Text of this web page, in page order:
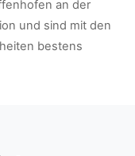
an der
und sind mit den
bestens